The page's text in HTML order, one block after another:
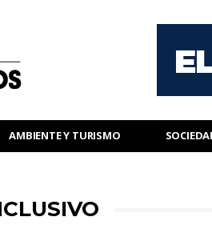
AMBIENTE Y TURISMO